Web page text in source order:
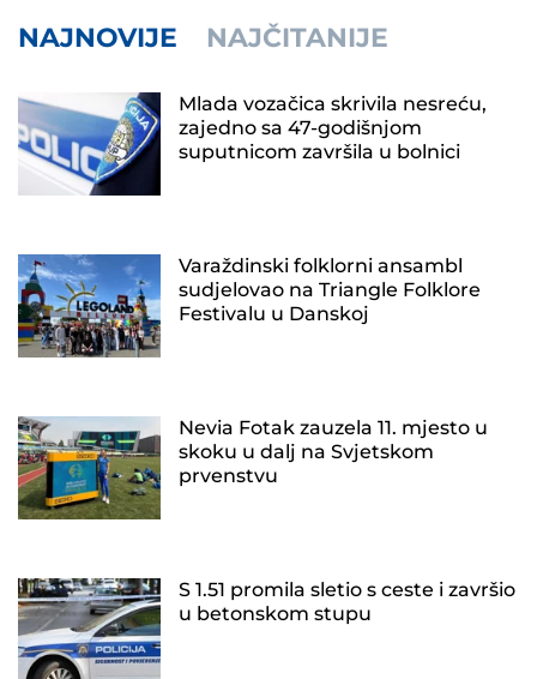
NAJNOVIJE NAJČITANIJE
Mlada vozačica skrivila nesreću,
zajedno sa 47-godišnjom
suputnicom završila u bolnici
Varaždinski folklorni ansambl
sudjelovao na Triangle Folklore
Festivalu u Danskoj
Nevia Fotak zauzela 11. mjesto u
skoku u dalj na Svjetskom
prvenstvu
S 1.51 promila sletio s ceste i završio
u betonskom stupu